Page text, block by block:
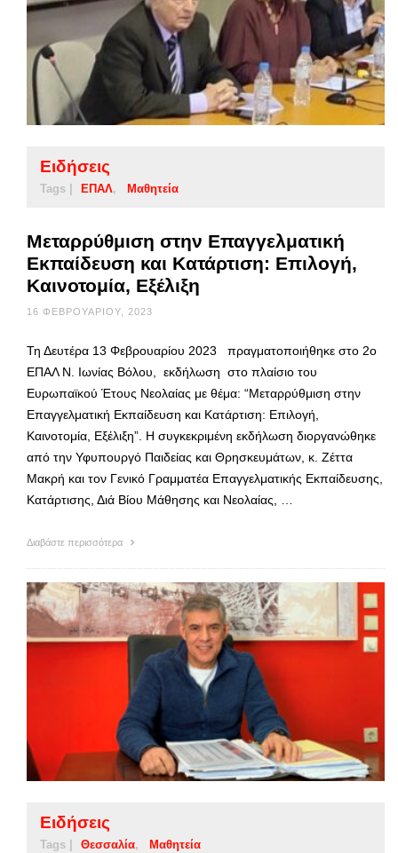
Ειδήσεις
Tags | ΕΠΑΛ Μαθητεία
Μεταρρύθμιση στην Επαγγελματική
Εκπαίδευση και Κατάρτιση: Επιλογή,
Καινοτομία, Εξέλιξη
16 ΦΕΒΡΟΥΑΡΊΟΥ, 2023
Τη Δευτέρα 13 Φεβρουαρίου 2023 πραγματοποιήθηκε στο 2ο
ΕΠΑΛ Ν. Ιωνίας Βόλου, εκδήλωση στο πλαίσιο του
Ευρωπαϊκού Έτους Νεολαίας με θέμα: “Μεταρρύθμιση στην
Επαγγελματική Εκπαίδευση και Κατάρτιση: Επιλογή,
Καινοτομία, Εξέλιξη”. Η συγκεκριμένη εκδήλωση διοργανώθηκε
από την Υφυπουργό Παιδείας και Θρησκευμάτων, κ. Ζέττα
Μακρή και τον Γενικό Γραμματέα Επαγγελματικής Εκπαίδευσης,
Κατάρτισης, Διά Βίου Μάθησης και Νεολαίας, …
Διαβάστε περισσότερα
Ειδήσεις
Tags | Θεσσαλία Μαθητεία